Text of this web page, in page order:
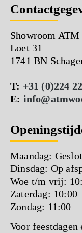
Showroom ATM
Loet 31
1741 BN
T: +31 (0)224
E:
Maandag:
Dinsdag: Op
Woe t/m vrij:
Zaterdag: 10:00
Zondag: 11:00
Voor